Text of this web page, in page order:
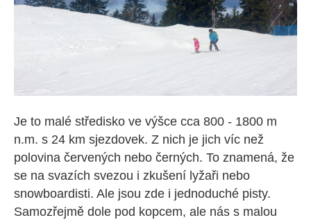
Je to malé středisko ve výšce cca 800 - 1800 m
n.m. s 24 km sjezdovek. Z nich je jich víc než
polovina červených nebo černých. To znamená, že
se na svazích svezou i zkušení lyžaři nebo
snowboardisti. Ale jsou zde i jednoduché pisty.
Samozřejmě dole pod kopcem, ale nás s malou